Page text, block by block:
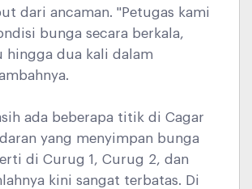
dari ancaman. "Petugas kami
bunga secara berkala,
hingga dua kali dalam
ada beberapa titik di Cagar
yang menyimpan bunga
di Curug 1, Curug 2, dan
kini sangat terbatas. Di